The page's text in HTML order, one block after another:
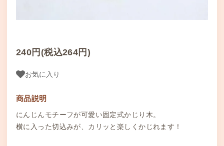
240円(税込264円)
お気に入り
商品説明
にんじんモチーフが可愛い固定式かじり木。
横に入った切込みが、カリッと楽しくかじれます！